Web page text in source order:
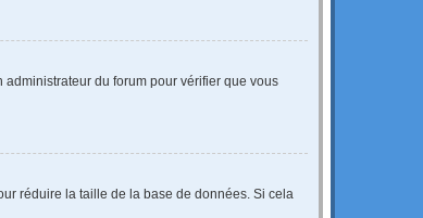
administrateur du forum pour vérifier que vous
réduire la taille de la base de données. Si cela